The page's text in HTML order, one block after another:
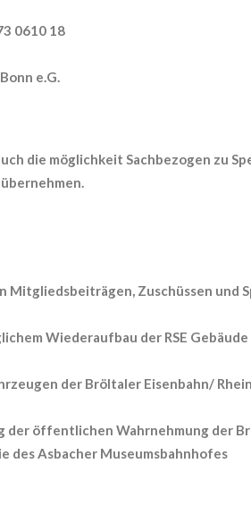
3806 0186
e.G.
die möglichkeit Sachbezogen zu
Mitgliedsbeiträgen, Zuschüssen und
Wiederaufbau der RSE Gebäude
der Bröltaler Eisenbahn/
der öffentlichen Wahrnehmung der
des Asbacher Museumsbahnhofes